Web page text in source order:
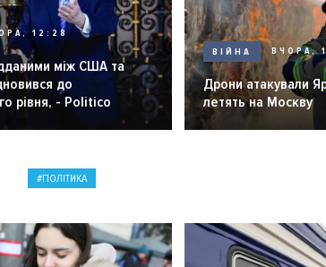
12:28
між США та
до
рівня, - Politico
ВІЙНА ВЧОРА,
Дрони атакували
летять на Москву
ПОЛІТИКА